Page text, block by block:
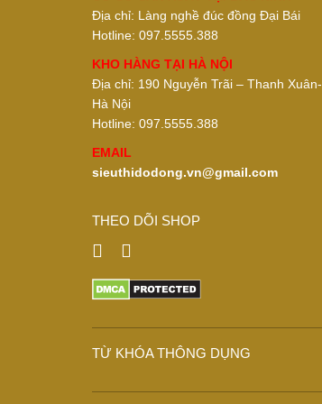
Địa chỉ: Làng nghề đúc đồng Đại Bái
Hotline: 097.5555.388
KHO HÀNG TẠI HÀ NỘI
Địa chỉ: 190 Nguyễn Trãi – Thanh Xuân-
Hà Nội
Hotline: 097.5555.388
EMAIL
sieuthidodong.vn@gmail.com
THEO DÕI SHOP
TỪ KHÓA THÔNG DỤNG